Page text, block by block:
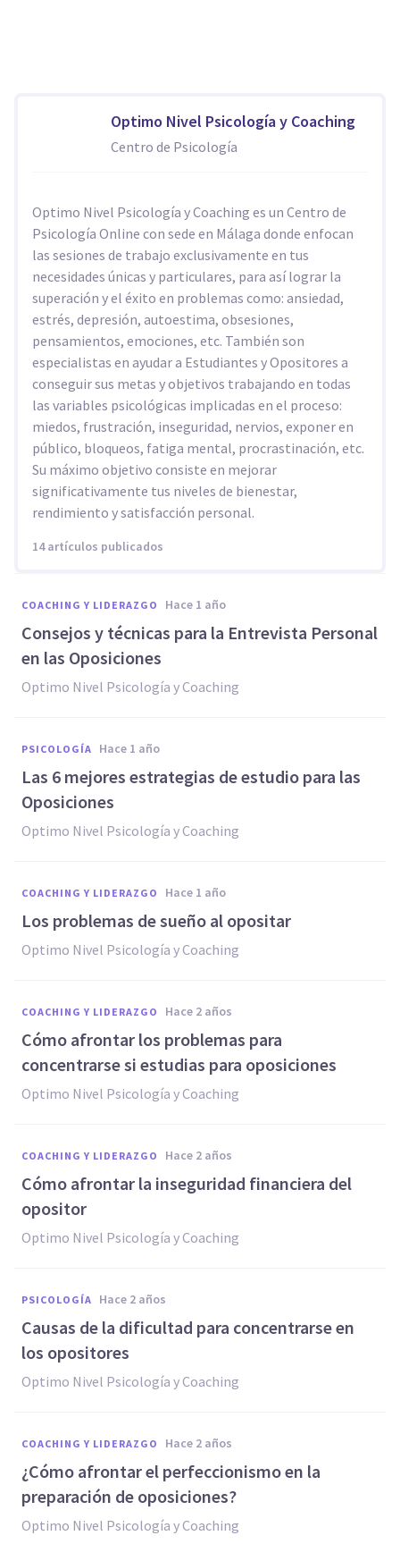
Optimo Nivel Psicología y Coaching
Centro de Psicología
Optimo Nivel Psicología y Coaching es un Centro de
Psicología Online con sede en Málaga donde enfocan
las sesiones de trabajo exclusivamente en tus
necesidades únicas y particulares, para así lograr la
superación y el éxito en problemas como: ansiedad,
estrés, depresión, autoestima, obsesiones,
pensamientos, emociones, etc. También son
especialistas en ayudar a Estudiantes y Opositores a
conseguir sus metas y objetivos trabajando en todas
las variables psicológicas implicadas en el proceso:
miedos, frustración, inseguridad, nervios, exponer en
público, bloqueos, fatiga mental, procrastinación, etc.
Su máximo objetivo consiste en mejorar
significativamente tus niveles de bienestar,
rendimiento y satisfacción personal.
14 artículos publicados
COACHING Y LIDERAZGO hace 1 año
Consejos y técnicas para la Entrevista Personal
en las Oposiciones
Optimo Nivel Psicología y Coaching
PSICOLOGÍA hace 1 año
Las 6 mejores estrategias de estudio para las
Oposiciones
Optimo Nivel Psicología y Coaching
COACHING Y LIDERAZGO hace 1 año
Los problemas de sueño al opositar
Optimo Nivel Psicología y Coaching
COACHING Y LIDERAZGO hace 2 años
Cómo afrontar los problemas para
concentrarse si estudias para oposiciones
Optimo Nivel Psicología y Coaching
COACHING Y LIDERAZGO hace 2 años
Cómo afrontar la inseguridad financiera del
opositor
Optimo Nivel Psicología y Coaching
PSICOLOGÍA hace 2 años
Causas de la dificultad para concentrarse en
los opositores
Optimo Nivel Psicología y Coaching
COACHING Y LIDERAZGO hace 2 años
¿Cómo afrontar el perfeccionismo en la
preparación de oposiciones?
Optimo Nivel Psicología y Coaching